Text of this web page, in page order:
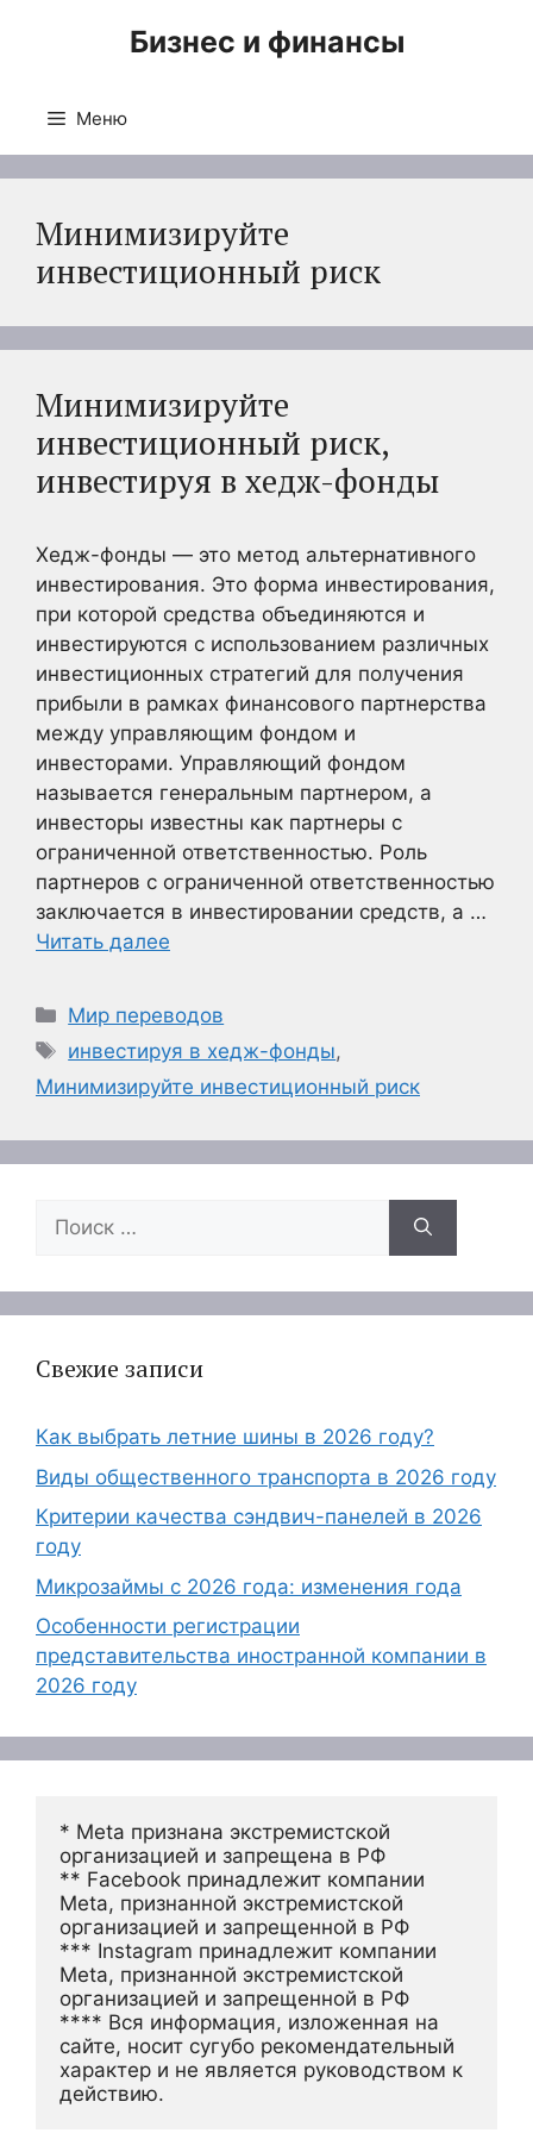
Бизнес и финансы
Меню
Минимизируйте
инвестиционный риск
Минимизируйте
инвестиционный риск,
инвестируя в хедж-фонды
Хедж-фонды — это метод альтернативного
инвестирования. Это форма инвестирования,
при которой средства объединяются и
инвестируются с использованием различных
инвестиционных стратегий для получения
прибыли в рамках финансового партнерства
между управляющим фондом и
инвесторами. Управляющий фондом
называется генеральным партнером, а
инвесторы известны как партнеры с
ограниченной ответственностью. Роль
партнеров с ограниченной ответственностью
заключается в инвестировании средств, а …
Читать далее
Рубрики
Мир переводов
Метки
инвестируя в хедж-фонды,
Минимизируйте инвестиционный риск
Поиск:
Свежие записи
Как выбрать летние шины в 2026 году?
Виды общественного транспорта в 2026 году
Критерии качества сэндвич-панелей в 2026
году
Микрозаймы с 2026 года: изменения года
Особенности регистрации
представительства иностранной компании в
2026 году
* Meta признана экстремистской
организацией и запрещена в РФ
** Facebook принадлежит компании
Meta, признанной экстремистской
организацией и запрещенной в РФ
*** Instagram принадлежит компании
Meta, признанной экстремистской
организацией и запрещенной в РФ
**** Вся информация, изложенная на
сайте, носит сугубо рекомендательный
характер и не является руководством к
действию.